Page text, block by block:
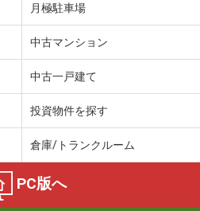
月極駐車場
中古マンション
中古一戸建て
投資物件を探す
倉庫/トランクルーム
PC版へ